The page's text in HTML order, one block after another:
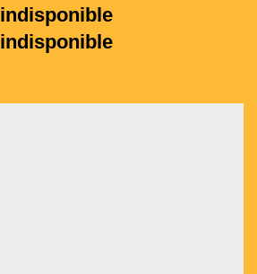
indisponible
indisponible